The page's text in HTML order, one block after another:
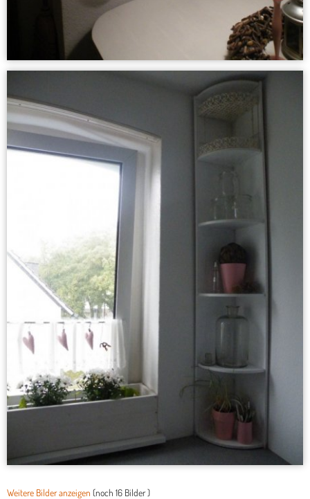
Weitere Bilder anzeigen (noch 16 Bilder)